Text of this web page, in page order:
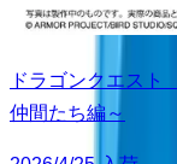
ドラゴンクエス
仲間たち編～